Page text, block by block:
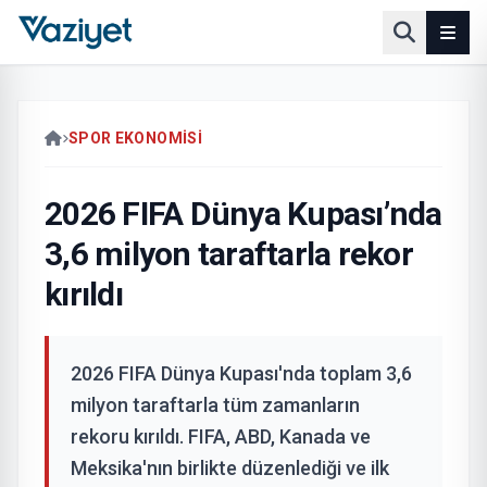
SPOR EKONOMISI
2026 FIFA Dünya Kupası’nda
3,6 milyon taraftarla rekor
kırıldı
2026 FIFA Dünya Kupası'nda toplam 3,6
milyon taraftarla tüm zamanların
rekoru kırıldı. FIFA, ABD, Kanada ve
Meksika'nın birlikte düzenlediği ve ilk